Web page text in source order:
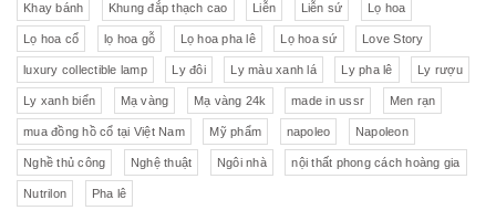
Khay bánh Khung đắp thạch cao Liễn Liễn sứ Lọ hoa
Lọ hoa cổ lọ hoa gỗ Lọ hoa pha lê Lọ hoa sứ Love Story
luxury collectible lamp Ly đôi Ly màu xanh lá Ly pha lê Ly rượu
Ly xanh biển Mạ vàng Mạ vàng 24k made in ussr Men rạn
mua đồng hồ cổ tại Việt Nam Mỹ phẩm napoleo Napoleon
Nghề thủ công Nghệ thuật Ngôi nhà nội thất phong cách hoàng gia
Nutrilon Pha lê